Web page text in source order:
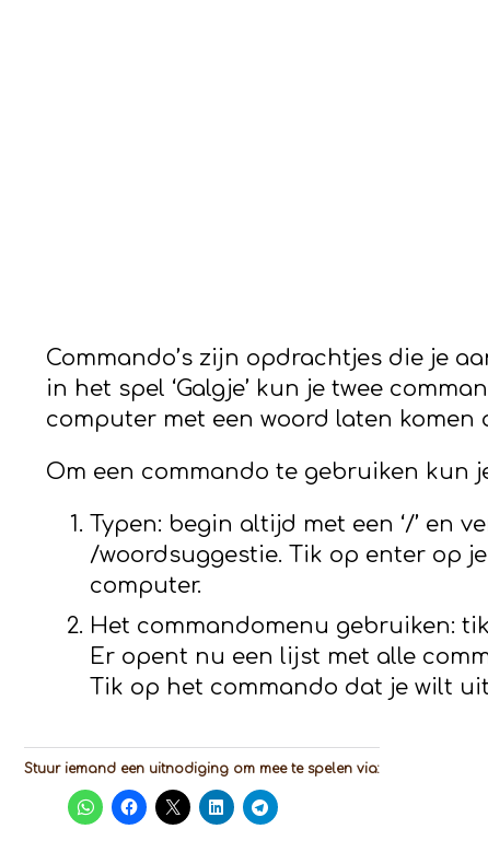
Commando’s zijn opdrachtjes die je
in het spel ‘Galgje’ kun je twee
computer met een woord laten komen
Om een commando te gebruiken kun
Typen: begin altijd met een ‘/’ en
/woordsuggestie. Tik op enter op
computer.
Het commandomenu gebruiken:
Er opent nu een lijst met alle
Tik op het commando dat je wilt
Stuur iemand een uitnodiging om mee te spelen via: